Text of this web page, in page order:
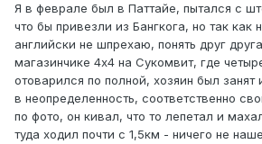
Я в феврале был в Паттайе, пытался с
что бы привезли из Бангкога, но так как
английски не шпрехаю, понять друг
магазинчике 4х4 на Сукомвит, где
отоварился по полной, хозяин был занят
в неопределенность, соответственно
по фото, он кивал, что то лепетал и
туда ходил почти с 1,5км - ничего не